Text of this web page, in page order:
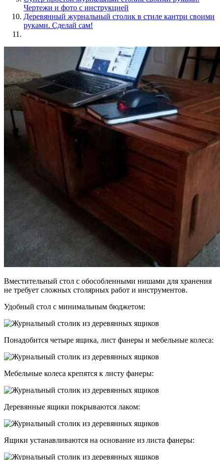
Чертежи и фото с инструкцией
Деревянный журнальный столик в стиле кантри своими
руками. Сделай сам!
Вместительный стол с обособленными нишами для хранения
не требует сложных столярных работ и инструментов.
Удобный стол с минимальным бюджетом:
Понадобится четыре ящика, лист фанеры и мебельные колеса:
Мебельные колеса крепятся к листу фанеры:
Деревянные ящики покрываются лаком:
Ящики устанавливаются на основание из листа фанеры: